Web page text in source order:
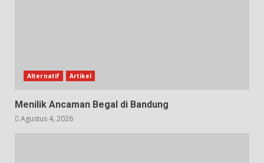
Alternatif Artikel
Menilik Ancaman Begal di Bandung
Agustus 4, 2026